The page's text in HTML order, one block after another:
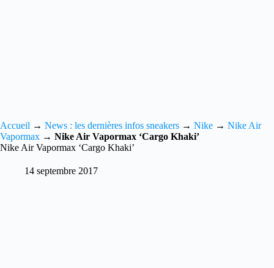
Accueil → News : les dernières infos sneakers → Nike → Nike Air
Vapormax → Nike Air Vapormax ‘Cargo Khaki’
Nike Air Vapormax ‘Cargo Khaki’
14 septembre 2017